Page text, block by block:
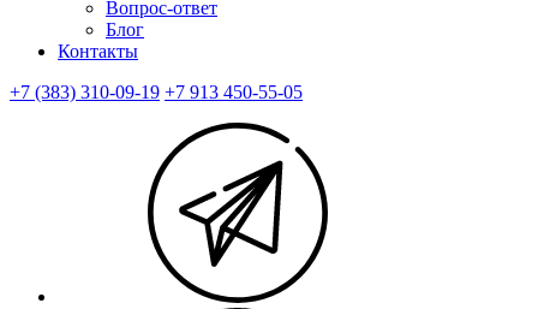
Вопрос-ответ
Блог
Контакты
+7 (383) 310-09-19 +7 913 450-55-05